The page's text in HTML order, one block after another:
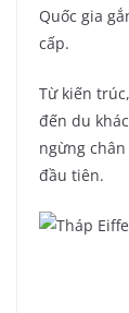
Quốc gia
cấp.
Từ kiến
đến du
ngừng
đầu tiên.